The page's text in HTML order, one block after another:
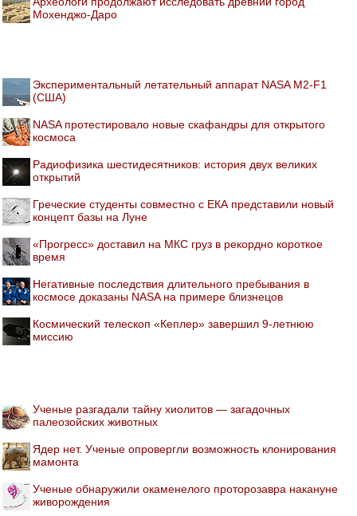
Мохенджо-Даро
Экспериментальный летательный аппарат NASA M2-F1
(США)
NASA протестировало новые скафандры для открытого
космоса
Радиофизика шестидесятников: история двух великих
открытий
Греческие студенты совместно с ЕКА представили новый
концепт базы на Луне
«Прогресс» доставил на МКС груз в рекордно короткое
время
Негативные последствия длительного пребывания в
космосе доказаны NASA на примере близнецов
Космический телескоп «Кеплер» завершил 9-летнюю
миссию
Ученые разгадали тайну хиолитов — загадочных
палеозойских животных
Ядер нет. Ученые опровергли возможность клонирования
мамонта
Ученые обнаружили окаменелого проторозавра накануне
живорождения